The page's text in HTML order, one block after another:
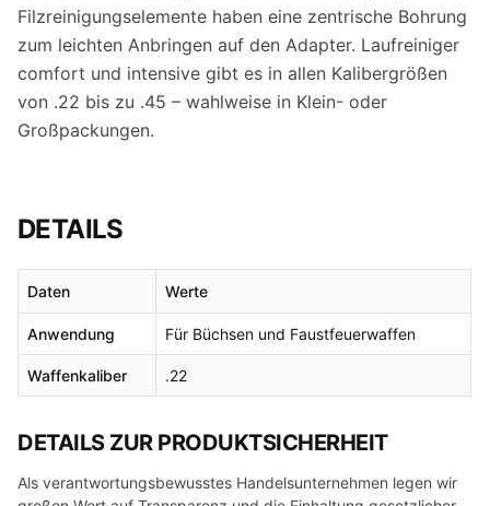
Filzreinigungselemente haben eine zentrische Bohrung
zum leichten Anbringen auf den Adapter. Laufreiniger
comfort und intensive gibt es in allen Kalibergrößen
von .22 bis zu .45 – wahlweise in Klein- oder
Großpackungen.
DETAILS
Daten Werte
Anwendung Für Büchsen und Faustfeuerwaffen
Waffenkaliber .22
DETAILS ZUR PRODUKTSICHERHEIT
Als verantwortungsbewusstes Handelsunternehmen legen wir